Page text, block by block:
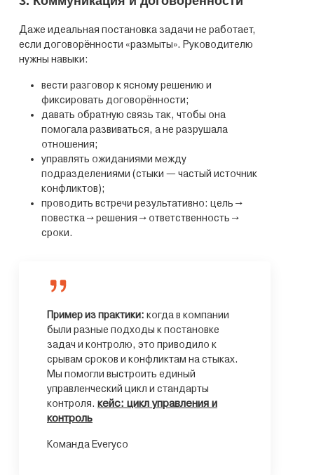
Даже идеальная постановка задачи не работает,
если договорённости «размыты». Руководителю
нужны навыки:
вести разговор к ясному решению и
фиксировать договорённости;
давать обратную связь так, чтобы она
помогала развиваться, а не разрушала
отношения;
управлять ожиданиями между
подразделениями (стыки — частый источник
конфликтов);
проводить встречи результативно: цель →
повестка → решения → ответственность →
сроки.
Пример из практики: когда в компании
были разные подходы к постановке
задач и контролю, это приводило к
срывам сроков и конфликтам на стыках.
Мы помогли выстроить единый
управленческий цикл и стандарты
контроля. кейс: цикл управления и
контроль
Команда Everyco